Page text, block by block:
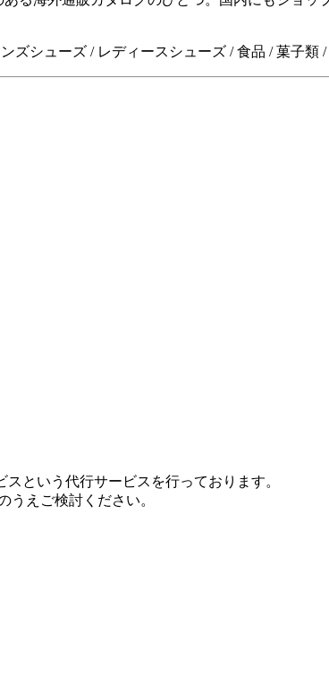
ズシューズ / レディースシューズ / 食品 / 菓子類
という代行サービスを行っております。
うえご検討ください。